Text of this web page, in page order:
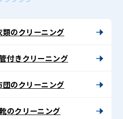
類のクリーニング
付きクリーニング
団のクリーニング
のクリーニング